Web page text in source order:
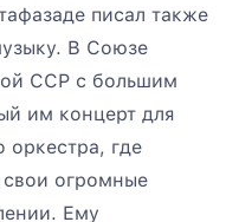
писал также
В Союзе
ССР с большим
им концерт для
оркестра, где
огромные
Ему